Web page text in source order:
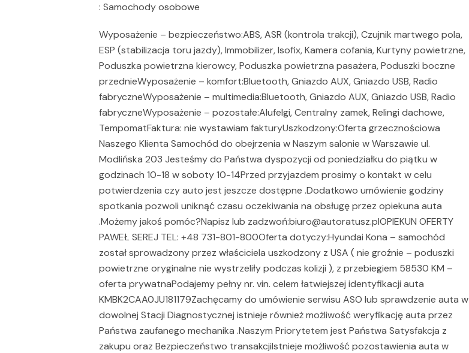
: Samochody osobowe
Wyposażenie – bezpieczeństwo:ABS, ASR (kontrola trakcji), Czujnik martwego pola,
ESP (stabilizacja toru jazdy), Immobilizer, Isofix, Kamera cofania, Kurtyny powietrzne,
Poduszka powietrzna kierowcy, Poduszka powietrzna pasażera, Poduszki boczne
przednieWyposażenie – komfort:Bluetooth, Gniazdo AUX, Gniazdo USB, Radio
fabryczneWyposażenie – multimedia:Bluetooth, Gniazdo AUX, Gniazdo USB, Radio
fabryczneWyposażenie – pozostałe:Alufelgi, Centralny zamek, Relingi dachowe,
TempomatFaktura: nie wystawiam fakturyUszkodzony:Oferta grzecznościowa
Naszego Klienta Samochód do obejrzenia w Naszym salonie w Warszawie ul.
Modlińska 203 Jesteśmy do Państwa dyspozycji od poniedziałku do piątku w
godzinach 10-18 w soboty 10-14Przed przyjazdem prosimy o kontakt w celu
potwierdzenia czy auto jest jeszcze dostępne .Dodatkowo umówienie godziny
spotkania pozwoli uniknąć czasu oczekiwania na obsługę przez opiekuna auta
.Możemy jakoś pomóc?Napisz lub zadzwoń:biuro@autoratusz.plOPIEKUN OFERTY
PAWEŁ SEREJ TEL: +48 731-801-800Oferta dotyczy:Hyundai Kona – samochód
został sprowadzony przez właściciela uszkodzony z USA ( nie groźnie – poduszki
powietrzne oryginalne nie wystrzeliły podczas kolizji ), z przebiegiem 58530 KM –
oferta prywatnaPodajemy pełny nr. vin. celem łatwiejszej identyfikacji auta
KMBK2CAA0JU181179Zachęcamy do umówienie serwisu ASO lub sprawdzenie auta w
dowolnej Stacji Diagnostycznej istnieje również możliwość weryfikację auta przez
Państwa zaufanego mechanika .Naszym Priorytetem jest Państwa Satysfakcja z
zakupu oraz Bezpieczeństwo transakcjiIstnieje możliwość pozostawienia auta w